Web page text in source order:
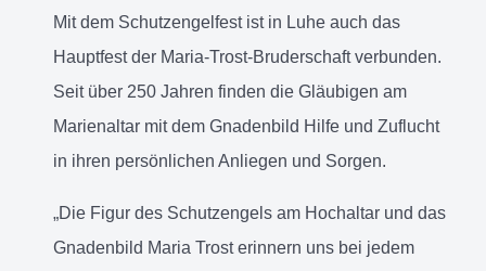
Mit dem Schutzengelfest ist in Luhe auch das
Hauptfest der Maria-Trost-Bruderschaft verbunden.
Seit über 250 Jahren finden die Gläubigen am
Marienaltar mit dem Gnadenbild Hilfe und Zuflucht
in ihren persönlichen Anliegen und Sorgen.
„Die Figur des Schutzengels am Hochaltar und das
Gnadenbild Maria Trost erinnern uns bei jedem